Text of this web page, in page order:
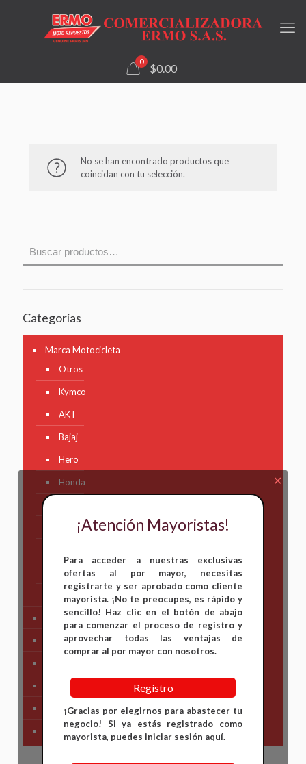
0
$0.00
No se han encontrado productos que
coincidan con tu selección.
Categorías
Marca Motocicleta
Otros
Kymco
AKT
Bajaj
Hero
Honda
KTM
TVS
Tren Delantero
Partes de Motor
Carenajes
Primera Necesidad
✕
¡Atención Mayoristas!
Para acceder a nuestras exclusivas
ofertas al por mayor, necesitas
registrarte y ser aprobado como cliente
mayorista. ¡No te preocupes, es rápido y
sencillo! Haz clic en el botón de abajo
para comenzar el proceso de registro y
aprovechar todas las ventajas de
comprar al por mayor con nosotros.
Regístro
¡Gracias por elegirnos para abastecer tu
negocio! Si ya estás registrado como
mayorista, puedes iniciar sesión aquí.